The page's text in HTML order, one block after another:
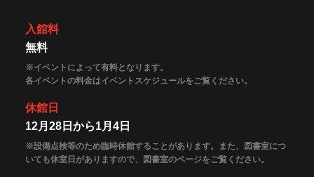
入館料
無料
※イベントによって有料となります。
各イベントの料金はイベントスケジュールをご覧ください。
休館日
12月28日から1月4日
※設備点検等のため臨時休館することがあります。また、図書室につ
いても休室日がありますので、図書室のページをご覧ください。